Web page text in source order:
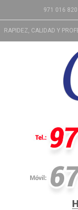
971 016
RAPIDEZ, CALIDAD Y